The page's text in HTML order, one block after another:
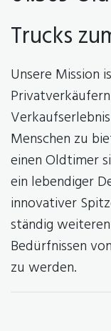
Trucks
Unsere Mission
Menschen zu
einen Oldtimer
ein lebendiger
innovativer
ständig
Bedürfnissen
zu werden.